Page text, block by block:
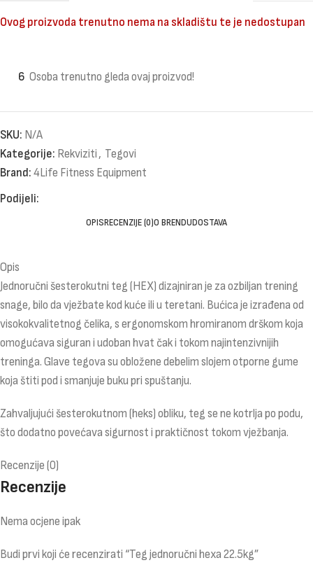
Ovog proizvoda trenutno nema na skladištu te je nedostupan
6 Osoba trenutno gleda ovaj proizvod!
SKU: N/A
Kategorije: Rekviziti , Tegovi
Brand: 4Life Fitness Equipment
Podijeli:
OPISRECENZIJE (0)O BRENDUDOSTAVA
Opis
Jednoručni šesterokutni teg (HEX) dizajniran je za ozbiljan trening
snage, bilo da vježbate kod kuće ili u teretani. Bućica je izrađena od
visokokvalitetnog čelika, s ergonomskom hromiranom drškom koja
omogućava siguran i udoban hvat čak i tokom najintenzivnijih
treninga. Glave tegova su obložene debelim slojem otporne gume
koja štiti pod i smanjuje buku pri spuštanju.
Zahvaljujući šesterokutnom (heks) obliku, teg se ne kotrlja po podu,
što dodatno povećava sigurnost i praktičnost tokom vježbanja.
Recenzije (0)
Recenzije
Nema ocjene ipak
Budi prvi koji će recenzirati “Teg jednoručni hexa 22.5kg”